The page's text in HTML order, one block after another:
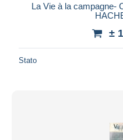
La Vie à la campagne-
±
Stato